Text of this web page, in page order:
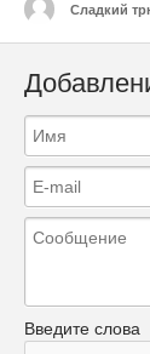
Сладкий
Введите слова